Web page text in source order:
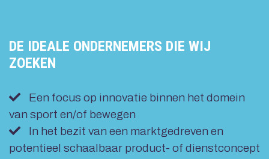
DE IDEALE ONDERNEMERS DIE WIJ
ZOEKEN
Een focus op innovatie binnen het domein
van sport en/of bewegen
In het bezit van een marktgedreven en
potentieel schaalbaar product- of dienstconcept